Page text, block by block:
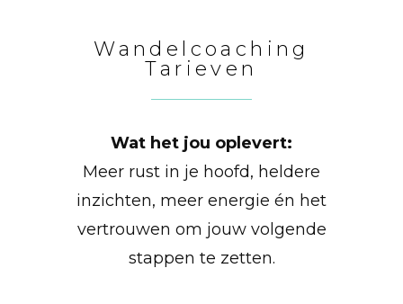
Wandelcoaching
Tarieven
Wat het jou oplevert:
Meer rust in je hoofd, heldere
inzichten, meer energie én het
vertrouwen om jouw volgende
stappen te zetten.